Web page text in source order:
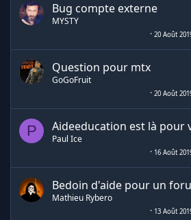
Bug compte externe
MYSTY
20 Août
Question pour mtx
GoGoFruit
20 Août
P Aideeducation est là pour
Paul Ice
16 Août
Bedoin d'aide pour un
Mathieu Rybero
13 Août